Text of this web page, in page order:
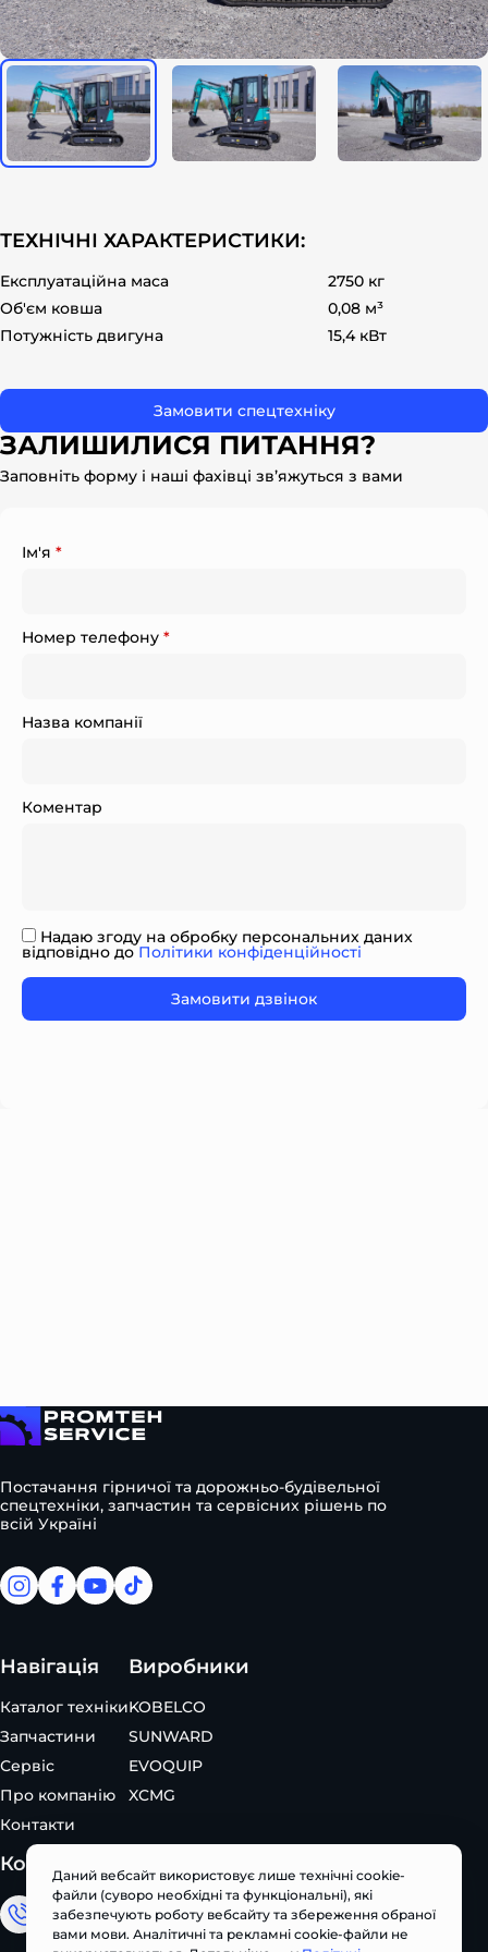
ТЕХНІЧНІ ХАРАКТЕРИСТИКИ:
Експлуатаційна маса
2750 кг
Об'єм ковша
0,08 м³
Потужність двигуна
15,4 кВт
Замовити спецтехніку
ЗАЛИШИЛИСЯ ПИТАННЯ?
Заповніть форму і наші фахівці зв’яжуться з вами
Ім'я *
Номер телефону *
Назва компанії
Коментар
Надаю згоду на обробку персональних даних
відповідно до Політики конфіденційності
Постачання гірничої та дорожньо-будівельної
спецтехніки, запчастин та сервісних рішень по
всій Україні
facebookfacebook
youtubetiktok
Навігація
Каталог техніки
Запчастини
Сервіс
Про компанію
Контакти
Виробники
KOBELCO
SUNWARD
EVOQUIP
XCMG
Контакти
Відділ продажу
Даний вебсайт використовує лише технічні cookie-
файли (суворо необхідні та функціональні), які
забезпечують роботу вебсайту та збереження обраної
вами мови. Аналітичні та рекламні cookie-файли не